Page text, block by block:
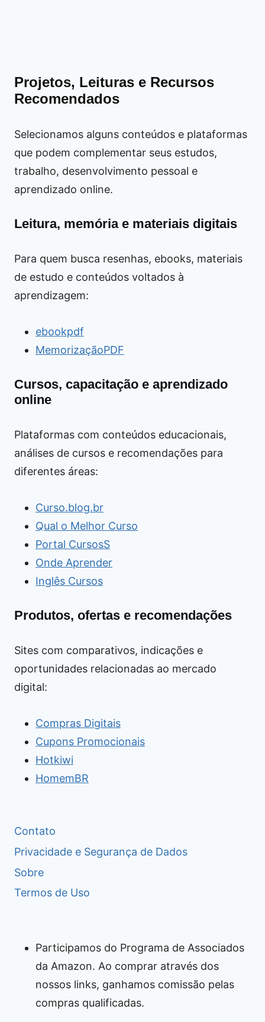
Projetos, Leituras e Recursos
Recomendados
Selecionamos alguns conteúdos e plataformas
que podem complementar seus estudos,
trabalho, desenvolvimento pessoal e
aprendizado online.
Leitura, memória e materiais digitais
Para quem busca resenhas, ebooks, materiais
de estudo e conteúdos voltados à
aprendizagem:
ebookpdf
MemorizaçãoPDF
Cursos, capacitação e aprendizado
online
Plataformas com conteúdos educacionais,
análises de cursos e recomendações para
diferentes áreas:
Curso.blog.br
Qual o Melhor Curso
Portal CursosS
Onde Aprender
Inglês Cursos
Produtos, ofertas e recomendações
Sites com comparativos, indicações e
oportunidades relacionadas ao mercado
digital:
Compras Digitais
Cupons Promocionais
Hotkiwi
HomemBR
Contato
Privacidade e Segurança de Dados
Sobre
Termos de Uso
Participamos do Programa de Associados
da Amazon. Ao comprar através dos
nossos links, ganhamos comissão pelas
compras qualificadas.